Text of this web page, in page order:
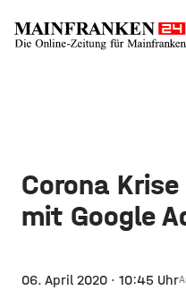
Corona
mit Google
06. April 2020 · 10:45 Uhr